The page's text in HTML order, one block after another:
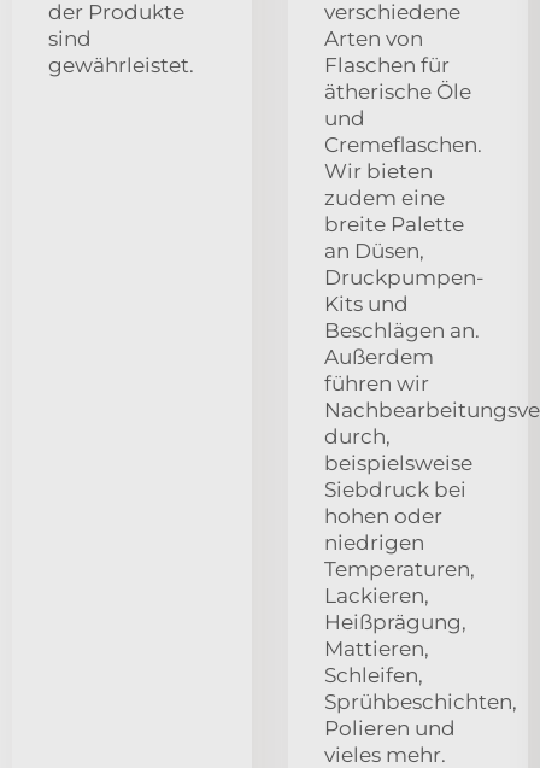
der Produkte
sind
gewährleistet.
verschiedene
Arten von
Flaschen für
ätherische Öle
und
Cremeflaschen.
Wir bieten
zudem eine
breite Palette
an Düsen,
Druckpumpen-
Kits und
Beschlägen an.
Außerdem
führen wir
durch,
beispielsweise
Siebdruck bei
hohen oder
niedrigen
Temperaturen,
Lackieren,
Heißprägung,
Mattieren,
Schleifen,
Sprühbeschichten,
Polieren und
vieles mehr.